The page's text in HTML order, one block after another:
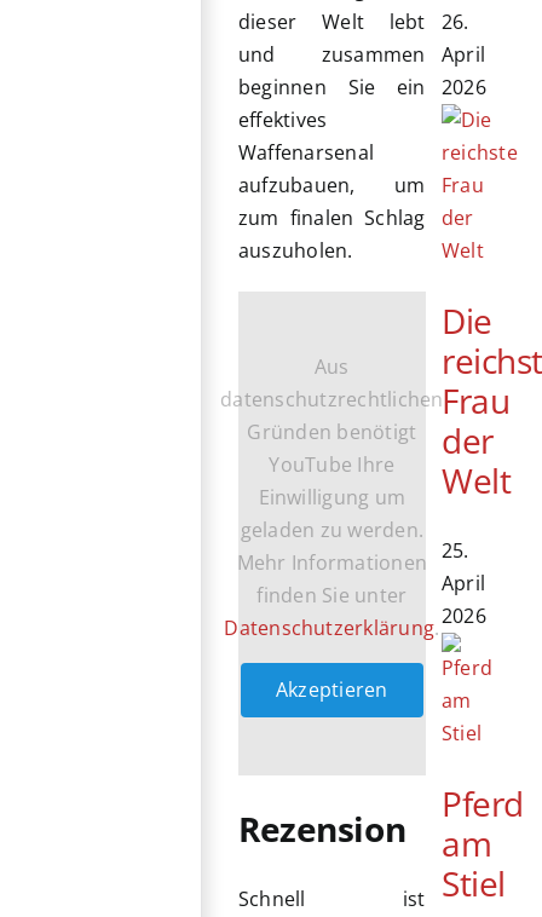
dieser Welt lebt
und zusammen
beginnen Sie ein
effektives
Waffenarsenal
aufzubauen, um
zum finalen Schlag
auszuholen.
Aus
datenschutzrechtlichen
Gründen benötigt
YouTube Ihre
Einwilligung um
geladen zu werden.
Mehr Informationen
finden Sie unter
Datenschutzerklärung.
Akzeptieren
Rezension
Schnell ist
26.
April
2026
Die
Frau
der
Welt
25.
April
2026
Pferd
am
Stiel